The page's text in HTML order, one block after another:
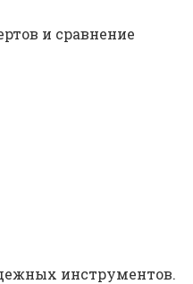
и сравнение
инструментов.